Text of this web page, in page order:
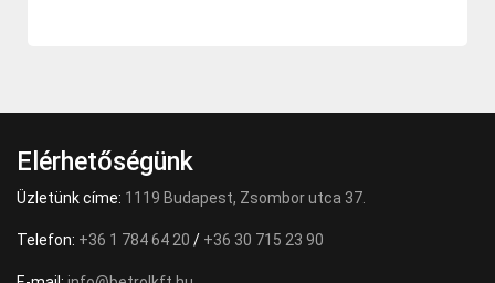
Elérhetőségünk
Üzletünk címe: 1119 Budapest, Zsombor utca 37.
Telefon: +36 1 784 64 20 / +36 30 715 23 90